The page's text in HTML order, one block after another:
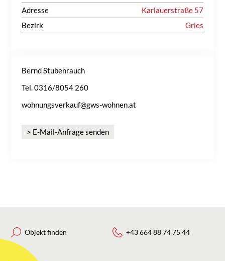
Adresse
Karlauerstraße 57
Bezirk
Gries
Bernd Stubenrauch
Tel. 0316/8054 260
wohnungsverkauf@gws-wohnen.at
> E-Mail-Anfrage senden
Objekt finden +43 664 88 74 75 44